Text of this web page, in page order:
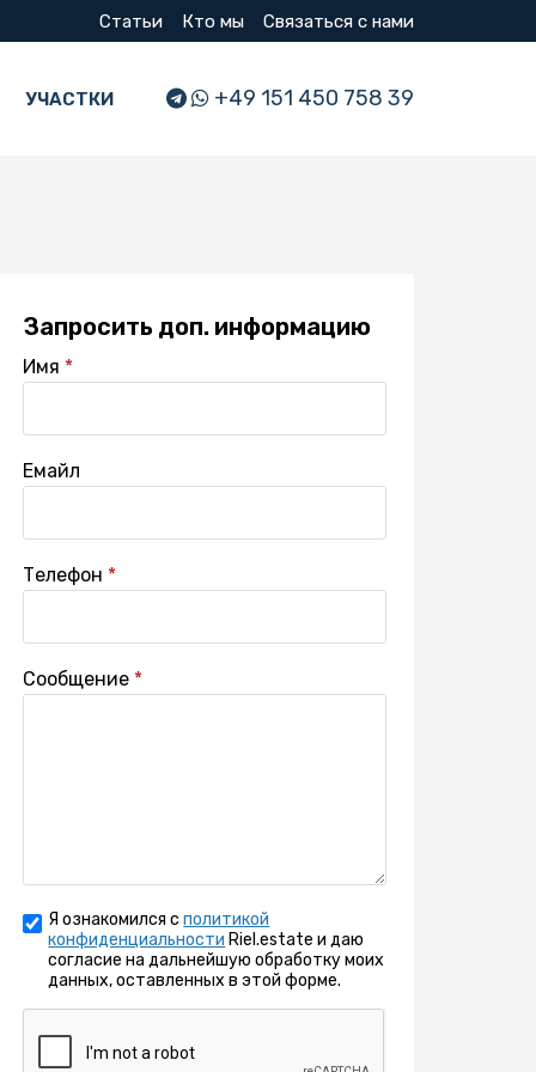
Статьи Кто мы Связаться с нами
УЧАСТКИ +49 151 450 758 39
Запросить доп. информацию
Имя
Емайл
Телефон
Сообщение
Я ознакомился сполитикой
конфиденциальности Riel.estate и даю
согласие на дальнейшую обработку моих
данных, оставленных в этой форме.